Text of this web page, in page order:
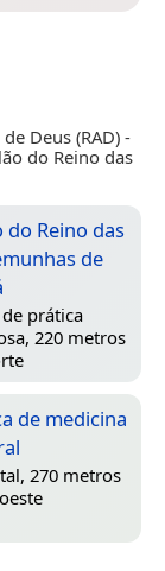
Deus (RAD) -
do Reino das
do Reino das
de
prática
220 metros
de medicina
270 metros